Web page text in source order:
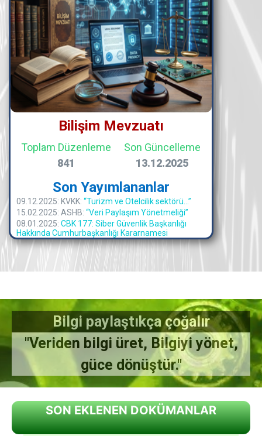
Bilişim Mevzuatı
Toplam Düzenleme
841
Son Güncelleme
13.12.2025
Son Yayımlananlar
09.12.2025: KVKK: “Turizm ve Otelcilik sektörü...”
15.02.2025: ASHB: “Veri Paylaşım Yönetmeliği”
08.01.2025: CBK 177: Siber Güvenlik Başkanlığı
Hakkında Cumhurbaşkanlığı Kararnamesi
Bilgi paylaştıkça çoğalır
"Veriden bilgi üret, Bilgiyi yönet,
güce dönüştür."
SON EKLENEN DOKÜMANLAR